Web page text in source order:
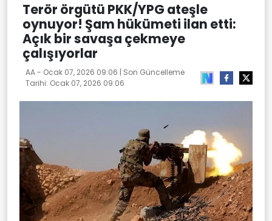
Terör örgütü PKK/YPG ateşle
oynuyor! Şam hükümeti ilan etti:
Açık bir savaşa çekmeye
çalışıyorlar
AA - Ocak 07, 2026 09:06 | Son Güncelleme
Tarihi: Ocak 07, 2026 09:06